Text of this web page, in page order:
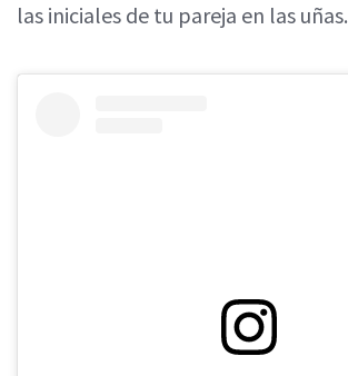
las iniciales de tu pareja en las uñas.